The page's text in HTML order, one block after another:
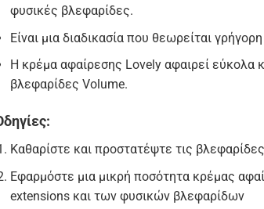
φυσικές βλεφαρίδες.
Είναι μια διαδικασία που θεωρείται
Η κρέμα αφαίρεσης Lovely αφαιρεί εύκολα
βλεφαρίδες Volume.
Καθαρίστε και προστατέψτε τις
Εφαρμόστε μια μικρή ποσότητα κρέμας
extensions και των φυσικών βλεφαρίδων